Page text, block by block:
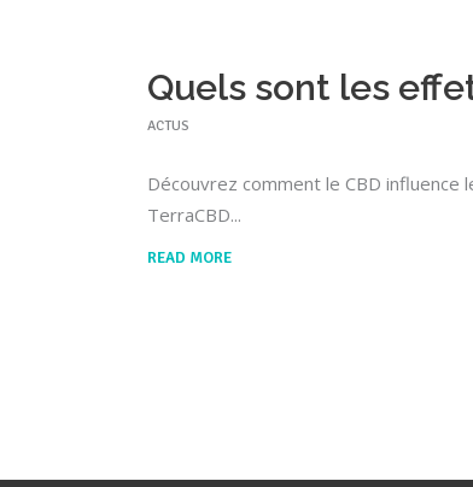
Quels sont les
ACTUS
Découvrez comment le CBD
TerraCBD
READ MORE